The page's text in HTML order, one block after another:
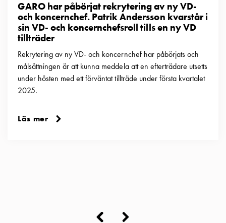
GARO har påbörjat rekrytering av ny VD-
och koncernchef. Patrik Andersson kvarstår i
sin VD- och koncernchefsroll tills en ny VD
tillträder
Rekrytering av ny VD- och koncernchef har påbörjats och
målsättningen är att kunna meddela att en efterträdare utsetts
under hösten med ett förväntat tillträde under första kvartalet
2025.
Läs mer
< >